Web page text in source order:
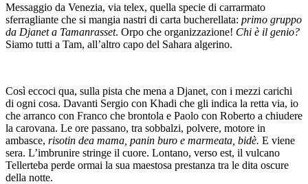
Messaggio da Venezia, via telex, quella specie di carrarmato
sferragliante che si mangia nastri di carta bucherellata: primo gruppo
da Djanet a Tamanrasset. Orpo che organizzazione! Chi è il genio?
Siamo tutti a Tam, all’altro capo del Sahara algerino.
Così eccoci qua, sulla pista che mena a Djanet, con i mezzi carichi
di ogni cosa. Davanti Sergio con Khadi che gli indica la retta via, io
che arranco con Franco che brontola e Paolo con Roberto a chiudere
la carovana. Le ore passano, tra sobbalzi, polvere, motore in
ambasce, risotin dea mama, panin buro e marmeata, bidè. E viene
sera. L’imbrunire stringe il cuore. Lontano, verso est, il vulcano
Tellerteba perde ormai la sua maestosa prestanza tra le dita oscure
della notte.